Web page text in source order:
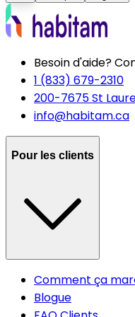
Besoin d'aide?
1 (833) 679-2310
200-7675 St
info@habitam.ca
Pour les clients
Comment ça
Blogue